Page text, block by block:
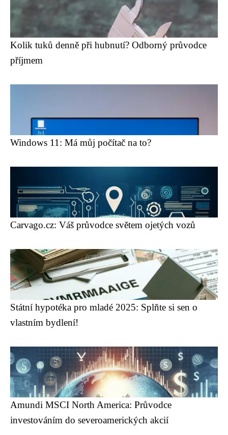
Kolik tuků denně při hubnutí? Odborný průvodce
příjmem
Windows 11: Má můj počítač na to?
Carvago.cz: Váš průvodce světem ojetých vozů
Státní hypotéka pro mladé 2025: Splňte si sen o
vlastním bydlení!
Amundi MSCI North America: Průvodce
investováním do severoamerických akcií